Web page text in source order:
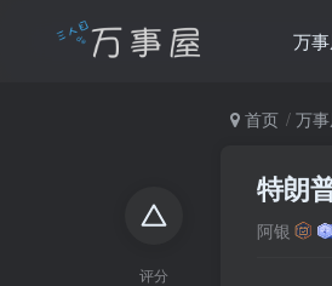
万
评分
首页 万
特朗
阿银